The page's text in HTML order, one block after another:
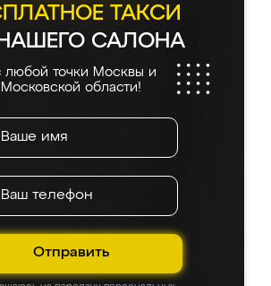
ТАКСИ
САЛОНА
любой точки Москвы и
Московской области!
Отправить